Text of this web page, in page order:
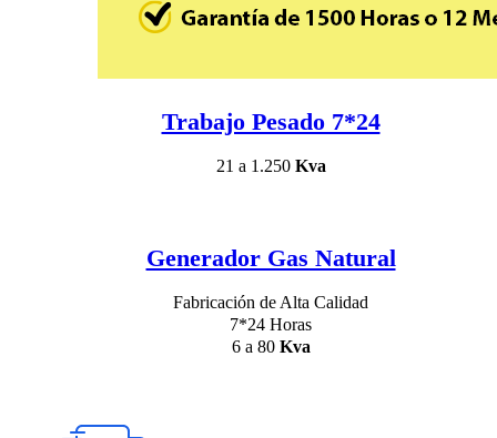
Trabajo Pesado 7*24
21 a 1.250 Kva
Generador Gas Natural
Fabricación de Alta Calidad
7*24 Horas
6 a 80 Kva